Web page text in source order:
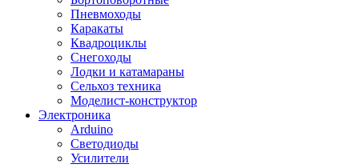
Пневмоходы
Каракаты
Квадроциклы
Снегоходы
Лодки и катамараны
Сельхоз техника
Моделист-конструктор
Электроника
Arduino
Светодиоды
Усилители